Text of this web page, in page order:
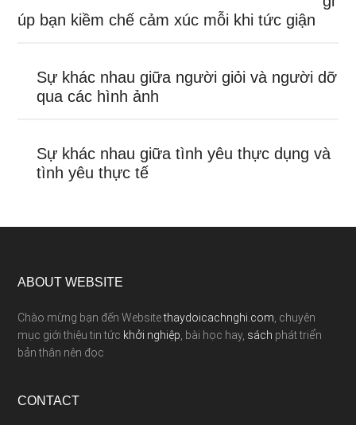
úp bạn kiềm chế cảm xúc mỗi khi tức giận
Sự khác nhau giữa người giỏi và người dỡ
qua các hình ảnh
Sự khác nhau giữa tình yêu thực dụng và
tình yêu thực tế
ABOUT WEBSITE
Chào mừng bạn đến Websitethaydoicachnghi.com , chuyên
mục giới thiệu tin tức khởi nghiệp , bài học hay, sách phát triển
bản thân nên đọc
CONTACT